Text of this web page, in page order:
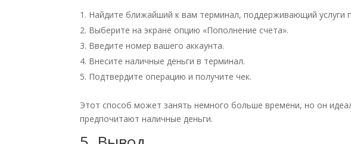
Найдите ближайший к вам терминал, поддерживающий услуги
Выберите на экране опцию «Пополнение счета».
Введите номер вашего аккаунта.
Внесите наличные деньги в терминал.
Подтвердите операцию и получите чек.
Этот способ может занять немного больше времени, но он
предпочитают наличные деньги.